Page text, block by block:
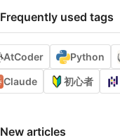
Frequently used tags
AtCoder Python
Claude 初心者
New articles